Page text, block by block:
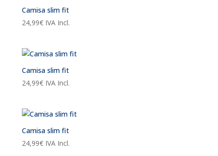
Camisa slim fit
24,99€ IVA Incl.
Camisa slim fit
24,99€ IVA Incl.
Camisa slim fit
24,99€ IVA Incl.